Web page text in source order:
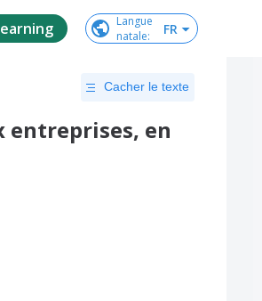
Langue
natale: FR
Cacher le texte
entreprises, en